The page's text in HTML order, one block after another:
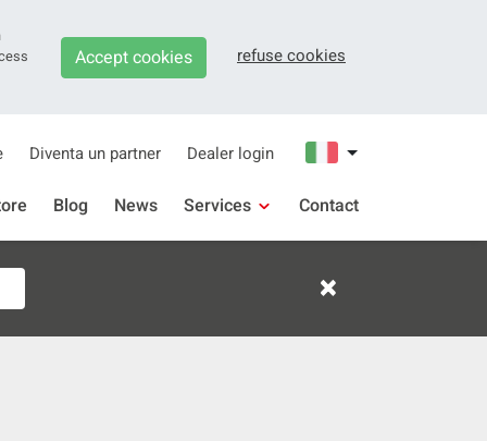
Accept cookies refuse cookies
Diventa un partner Dealer login
Blog News
Services
Support
Contact
×